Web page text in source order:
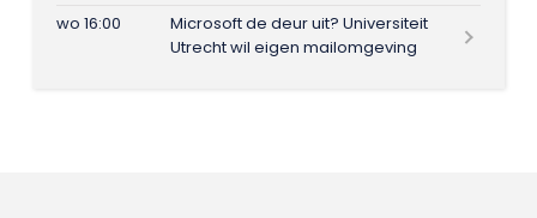
wo 16:00
Microsoft de deur uit? Universiteit
Utrecht wil eigen mailomgeving